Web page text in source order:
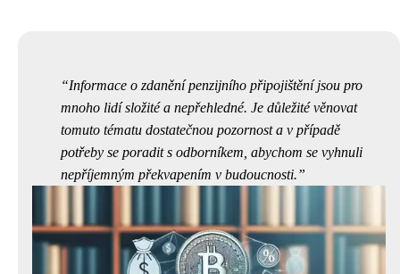
Informace o zdanění penzijního připojištění jsou pro
mnoho lidí složité a nepřehledné. Je důležité věnovat
tomuto tématu dostatečnou pozornost a v případě
potřeby se poradit s odborníkem, abychom se vyhnuli
nepříjemným překvapením v budoucnosti.